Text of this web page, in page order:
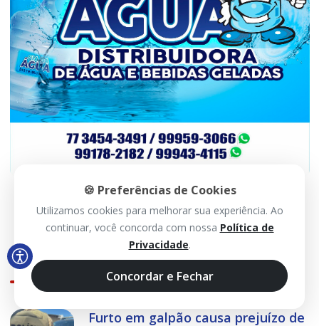
Mais Visualizadas
Furto em galpão causa prejuízo de
🍪 Preferências de Cookies
Utilizamos cookies para melhorar sua experiência. Ao
continuar, você concorda com nossa Política de
Privacidade.
Concordar e Fechar